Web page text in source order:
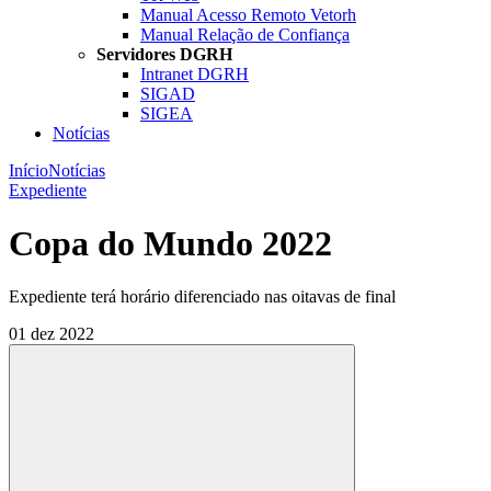
Manual Acesso Remoto Vetorh
Manual Relação de Confiança
Servidores DGRH
Intranet DGRH
SIGAD
SIGEA
Notícias
InícioNotícias
Expediente
Copa do Mundo 2022
Expediente terá horário diferenciado nas oitavas de final
01 dez 2022